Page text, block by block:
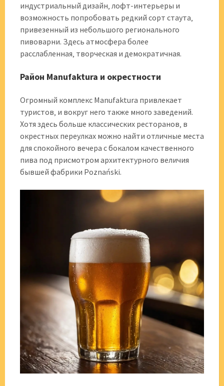
индустриальный дизайн‚ лофт-интерьеры и
возможность попробовать редкий сорт стаута‚
привезенный из небольшого регионального
пивоварни. Здесь атмосфера более
расслабленная‚ творческая и демократичная.
Район Manufaktura и окрестности
Огромный комплекс Manufaktura привлекает
туристов‚ и вокруг него также много заведений.
Хотя здесь больше классических ресторанов‚ в
окрестных переулках можно найти отличные места
для спокойного вечера с бокалом качественного
пива под присмотром архитектурного величия
бывшей фабрики Poznański.